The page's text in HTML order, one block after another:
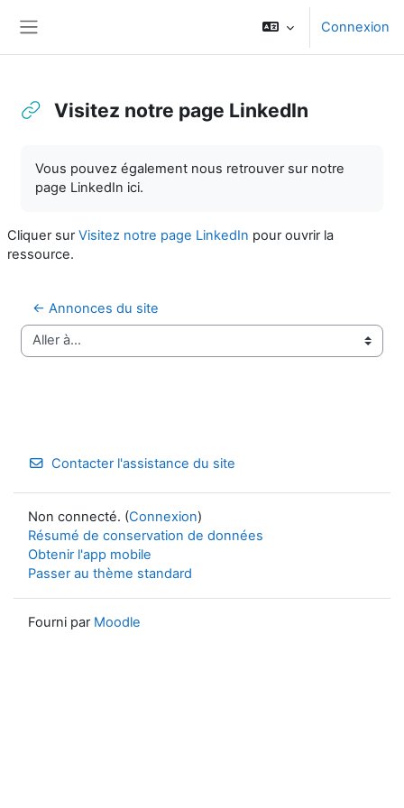
Connexion
Visitez notre page LinkedIn
Vous pouvez également nous retrouver sur notre
page LinkedIn ici.
Cliquer surVisitez notre page LinkedIn pour ouvrir la
ressource.
← Annonces du site
Aller à…
Contacter l'assistance du site
Non connecté. (Connexion)
Résumé de conservation de données
Obtenir l'app mobile
Passer au thème standard
Fourni par Moodle